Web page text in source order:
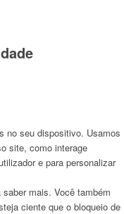
no seu dispositivo. Usamos
site, como interage
e para personalizar
mais. Você também
ciente que o bloqueio de